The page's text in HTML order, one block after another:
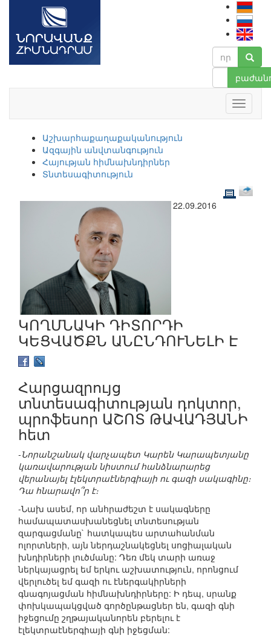
Աշխարհաքաղաքականություն
Ազգային անվտանգություն
Հայության հիմնախնդիրներ
Տնտեսագիտություն
22.09.2016
ԿՈՂՄՆԱԿԻ ԴԻՏՈՐԴԻ
ԿԵՑՎԱԾՔՆ ԱՆԸՆԴՈՒՆԵԼԻ Է
Հարցազրույց
տնտեսագիտության դոկտոր,
պրոֆեսոր ԱՇՈՏ ԹԱՎԱԴՅԱՆԻ
հետ
-Նորանշանակ վարչապետ Կարեն Կարապետյանը
կառավարության նիստում հանձնարարեց
վերանայել էլեկտրաէներգիայի ու գազի սակագինը։
Դա հնարավո՞ր է։
-Նախ ասեմ, որ անհրաժեշտ է սակագները
համապատասխանեցնել տնտեսության
զարգացմանը` հատկապես արտահանման
ոլորտների, այն ներդաշնակեցնել սոցիալական
խնդիրների լուծմանը: Դեռ մեկ տարի առաջ
ներկայացրել եմ երկու աշխատություն, որոնցում
վերլուծել եմ գազի ու էներգակիրների
գնագոյացման հիմնախնդիրները: Ի դեպ, սրանք
փոխկապակցված գործընթացներ են, գազի գնի
իջեցումը շղթայականորեն բերելու է
էլեկտրաէներգիայի գնի իջեցման: